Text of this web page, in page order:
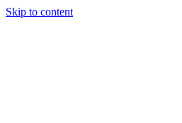
Skip to content